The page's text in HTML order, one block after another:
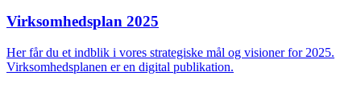
Virksomhedsplan 2025
Her får du et indblik i vores strategiske mål og visioner for 2025.
Virksomhedsplanen er en digital publikation.